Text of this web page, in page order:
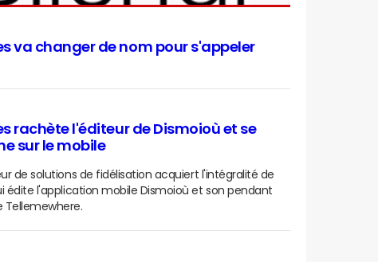
va changer de nom pour s'appeler
rachète l'éditeur de Dismoioù et se
sur le mobile
de solutions de fidélisation acquiert l'intégralité de
édite l'application mobile Dismoioù et son pendant
Tellemewhere.